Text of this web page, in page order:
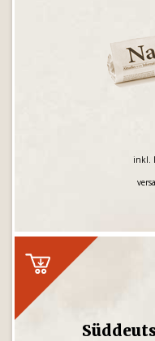
inkl.